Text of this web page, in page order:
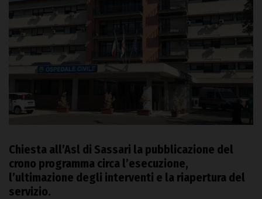
Chiesta all’Asl di Sassari la pubblicazione del
crono programma circa l’esecuzione,
l’ultimazione degli interventi e la riapertura del
servizio.